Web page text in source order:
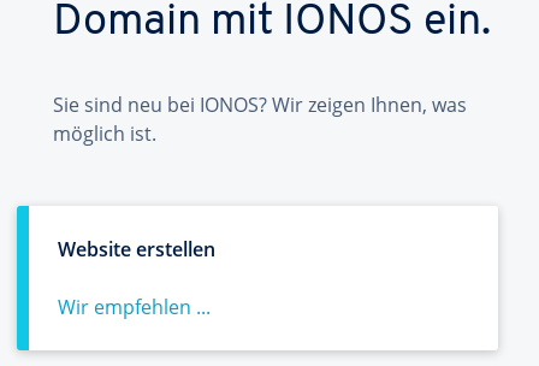
Domain mit IONOS ein.
Sie sind neu bei IONOS? Wir zeigen Ihnen, was
möglich ist.
Website erstellen
Wir empfehlen ...